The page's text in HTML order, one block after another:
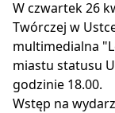
W czwartek 26
Twórczej w
multimedialna
miastu statusu
godzinie 18.00.
Wstęp na